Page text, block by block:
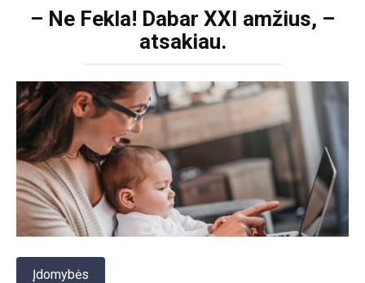
– Ne Fekla! Dabar XXI amžius, –
atsakiau.
Įdomybės